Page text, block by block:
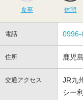
食事 休憩
電話
住所 鹿児
交通アクセス
JR九
シー